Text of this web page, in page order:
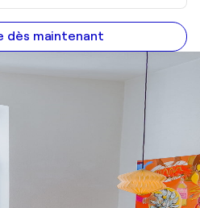
dès maintenant